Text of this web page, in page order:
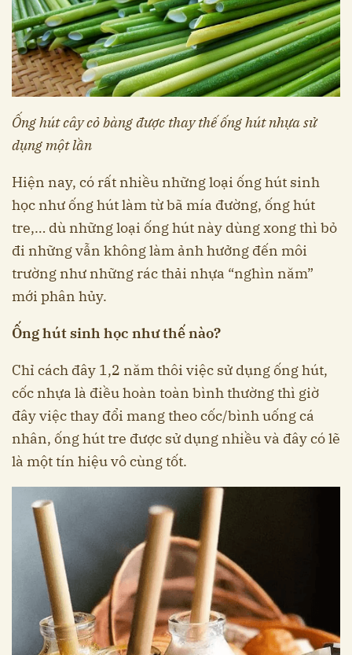
Ống hút cây cỏ bàng được thay thế ống hút nhựa sử
dụng một lần
Hiện nay, có rất nhiều những loại ống hút sinh
học như ống hút làm từ bã mía đường, ống hút
tre,… dù những loại ống hút này dùng xong thì bỏ
đi những vẫn không làm ảnh hưởng đến môi
trường như những rác thải nhựa “nghìn năm”
mới phân hủy.
Ống hút sinh học như thế nào?
Chỉ cách đây 1,2 năm thôi việc sử dụng ống hút,
cốc nhựa là điều hoàn toàn bình thường thì giờ
đây việc thay đổi mang theo cốc/bình uống cá
nhân, ống hút tre được sử dụng nhiều và đây có lẽ
là một tín hiệu vô cùng tốt.